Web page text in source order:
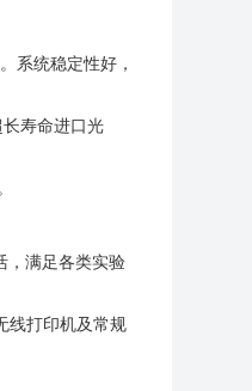
系统稳定性好，
寿命进口光
，满足各类实验
线打印机及常规